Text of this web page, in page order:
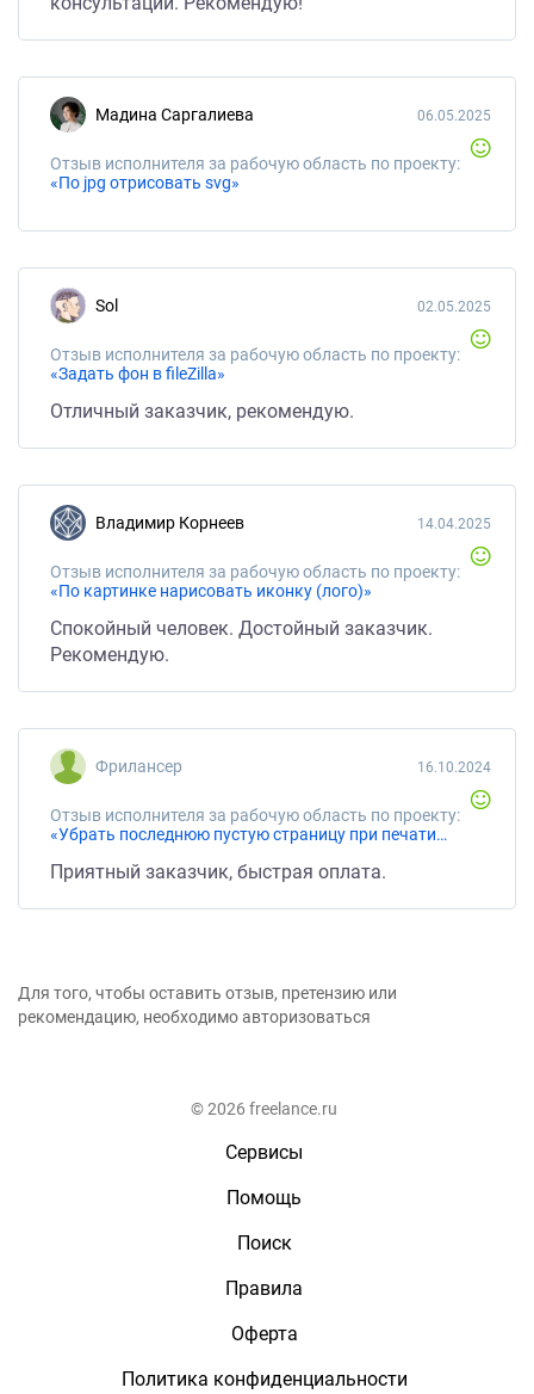
Мадина Саргалиева
Отзыв исполнителя за рабочую область по проекту:
«По jpg отрисовать svg»
06.05.2025
Sol
Отзыв исполнителя за рабочую область по проекту:
«Задать фон в fileZilla»
02.05.2025
Отличный заказчик, рекомендую.
Владимир Корнеев
Отзыв исполнителя за рабочую область по проекту:
«По картинке нарисовать иконку (лого)»
14.04.2025
Спокойный человек. Достойный заказчик.
Рекомендую.
Фрилансер
Отзыв исполнителя за рабочую область по проекту:
«Убрать последнюю пустую страницу при печати из браузера»
16.10.2024
Приятный заказчик, быстрая оплата.
Для того, чтобы оставить отзыв, претензию или
рекомендацию, необходимо авторизоваться
© 2026 freelance.ru
Сервисы
Помощь
Поиск
Правила
Оферта
Политика конфиденциальности